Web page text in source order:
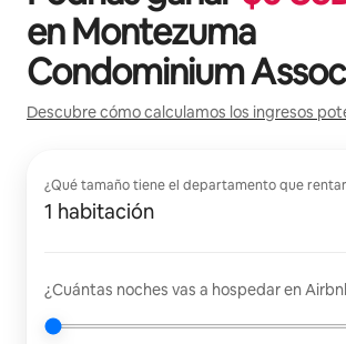
enMontezuma
Condominium
Descubre cómo calculamos los ingresos
¿Qué tamaño tiene el departamento que
1 habitación
¿Cuántas noches vas a hospedar en